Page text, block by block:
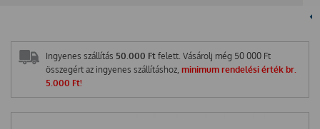
Ingyenes szállítás 50.000 Ft felett. Vásárolj még 50 000 Ft
összegért az ingyenes szállításhoz, minimum rendelési érték br.
5.000 Ft!